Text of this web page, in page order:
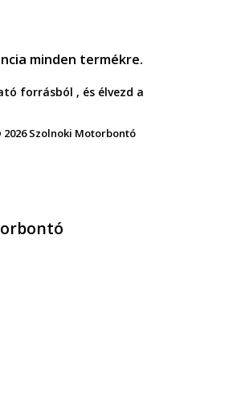
minden termékre.
forrásból , és élvezd a
Szolnoki Motorbontó